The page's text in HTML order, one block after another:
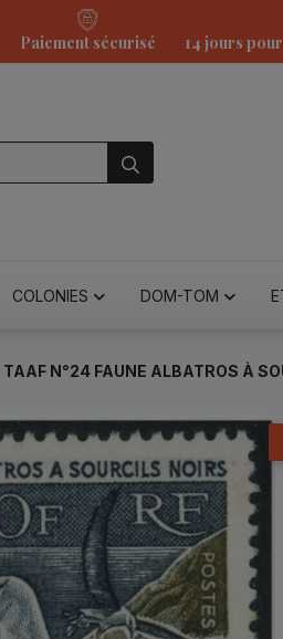
Paiement sécurisé 14 jours
COLONIES DOM-TOM
TAAF N°24 FAUNE ALBATROS À